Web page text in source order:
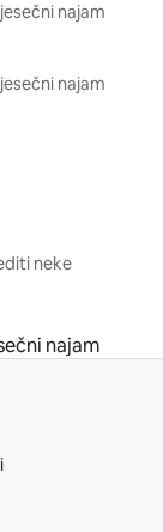
najam
najam
neke
najam